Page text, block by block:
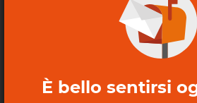
È bello sentirsi
Pack...
Dirt Roamer Pack 20L